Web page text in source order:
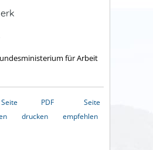
für Arbeit
Seite
PDF
drucken
Seite
empfehlen